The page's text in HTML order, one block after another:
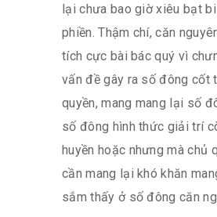
lại chưa bao giờ xiêu bạt
phiền. Thậm chí, căn
tích cực bài bác quý vì
vấn đề gây ra số đông cốt
quyền, mang mang lại số
số đông hình thức giải trí
huyền hoặc nhưng mà chủ
cần mang lại khó khăn
sắm thấy ở số đông căn